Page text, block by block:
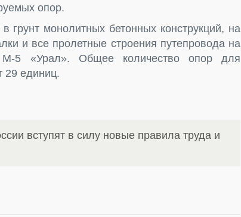
опор.
грунт монолитных бетонных конструкций, на
и все пролетные строения путепровода на
5 «Урал». Общее количество опор для
29 единиц.
вступят в силу новые правила труда и